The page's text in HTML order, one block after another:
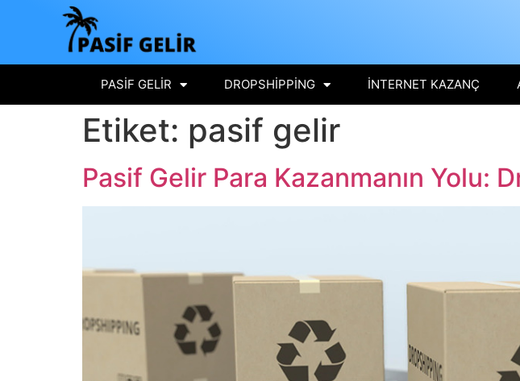
PASIF GELIR DROPSHIPPING İNTERNET KAZANÇ
Etiket: pasif gelir
Pasif Gelir Para Kazanmanın Yolu: